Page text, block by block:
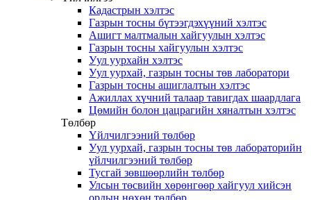
Кадастрын хэлтэс
Газрын тосны бүтээгдэхүүний хэлтэс
Ашигт малтмалын хайгуулын хэлтэс
Газрын тосны хайгуулын хэлтэс
Уул уурхайн хэлтэс
Уул уурхай, газрын тосны төв лаборатори
Газрын тосны ашиглалтын хэлтэс
Ажиллах хүчний талаар тавигдах шаардлага
Цөмийн болон цацрагийн хяналтын хэлтэс
Төлбөр
Үйлчилгээний төлбөр
Уул уурхай, газрын тосны төв лабораторийн
үйлчилгээний төлбөр
Тусгай зөвшөөрлийн төлбөр
Улсын төсвийн хөрөнгөөр хайгуул хийсэн
ордын нөхөн төлбөр